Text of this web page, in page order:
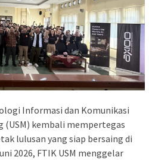
Informasi dan Komunikasi
(USM) kembali mempertegas
lulusan yang siap bersaing di
2026, FTIK USM menggelar